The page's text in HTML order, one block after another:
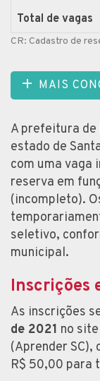
Total de vagas
CR: Cadastro de
MAIS
A prefeitura de
estado de
com uma vaga
reserva em
(incompleto).
seletivo,
municipal.
Inscrições
As inscrições
de 2021 no
(Aprender
R$ 50,00 para